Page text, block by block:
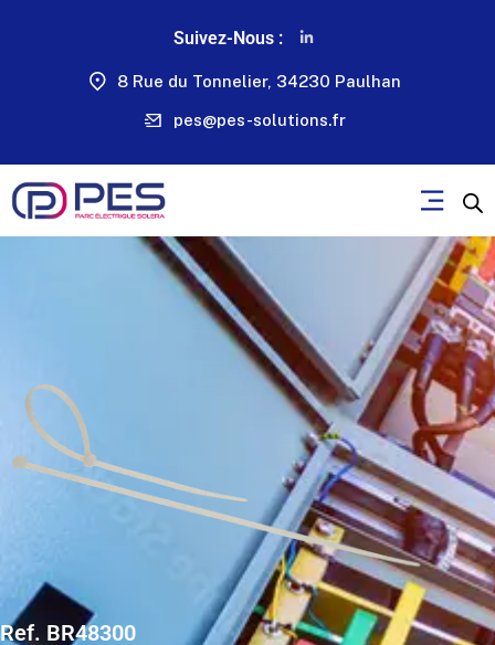
Suivez-Nous :
8 Rue du Tonnelier, 34230 Paulhan
pes@pes-solutions.fr
Ref. BR48300